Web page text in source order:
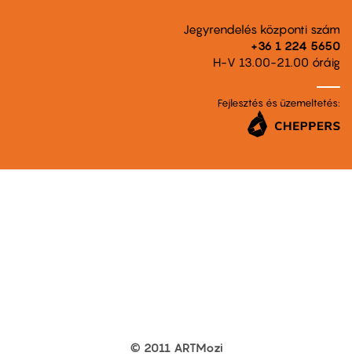
Jegyrendelés központi szám
+36 1 224 5650
H-V 13.00-21.00 óráig
Fejlesztés és üzemeltetés:
© 2011 ARTMozi